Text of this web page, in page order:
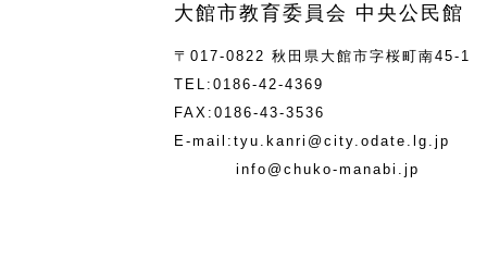
大館市教育委員会 中央公民館
〒017-0822 秋田県大館市字桜町南45-1
TEL:0186-42-4369
FAX:0186-43-3536
E-mail:tyu.kanri@city.odate.lg.jp
info@chuko-manabi.jp